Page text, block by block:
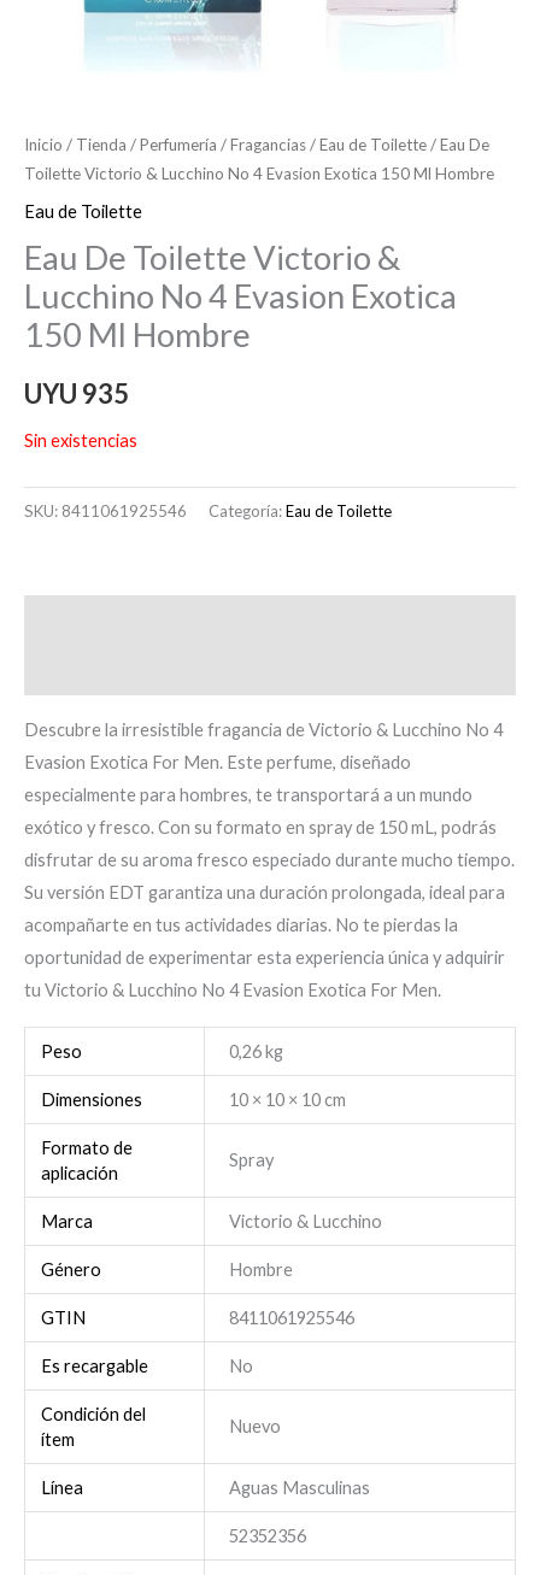
Inicio / Tienda /Perfumería /Fragancias/Eau de Toilette/ Eau De
Toilette Victorio & Lucchino No 4 Evasion Exotica 150 Ml Hombre
Eau de Toilette
Eau De Toilette Victorio &
Lucchino No 4 Evasion Exotica
150 Ml Hombre
UYU 935
Sin existencias
SKU: 8411061925546 Categoría:Eau de Toilette
Descubre la irresistible fragancia de Victorio & Lucchino No 4
Evasion Exotica For Men. Este perfume, diseñado
especialmente para hombres, te transportará a un mundo
exótico y fresco. Con su formato en spray de 150 mL, podrás
disfrutar de su aroma fresco especiado durante mucho tiempo.
Su versión EDT garantiza una duración prolongada, ideal para
acompañarte en tus actividades diarias. No te pierdas la
oportunidad de experimentar esta experiencia única y adquirir
tu Victorio & Lucchino No 4 Evasion Exotica For Men.
Peso 0,26 kg
Dimensiones 10 × 10 × 10 cm
Formato de
aplicación
Spray
Marca Victorio & Lucchino
Género Hombre
GTIN 8411061925546
Es recargable No
Condición del
ítem
Nuevo
Línea Aguas Masculinas
52352356